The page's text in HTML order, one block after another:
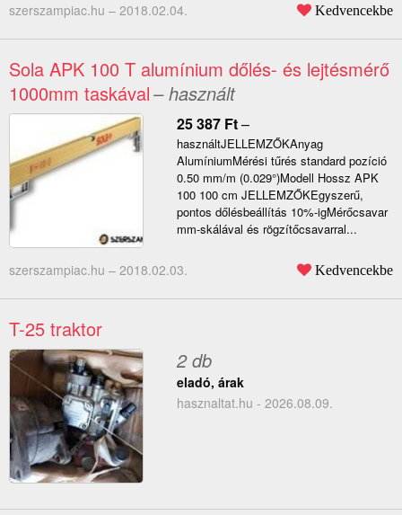
szerszampiac.hu – 2018.02.04. Kedvencekbe
Sola APK 100 T alumínium dőlés- és lejtésmérő
1000mm taskával– használt
25 387 Ft–
használtJELLEMZŐKAnyag
AlumíniumMérési tűrés standard pozíció
0.50 mm/m (0.029°)Modell Hossz APK
100 100 cm JELLEMZŐKEgyszerű,
pontos dőlésbeállítás 10%-igMérőcsavar
mm-skálával és rögzítőcsavarral...
szerszampiac.hu – 2018.02.03. Kedvencekbe
T-25 traktor
2 db
eladó, árak
hasznaltat.hu - 2026.08.09.